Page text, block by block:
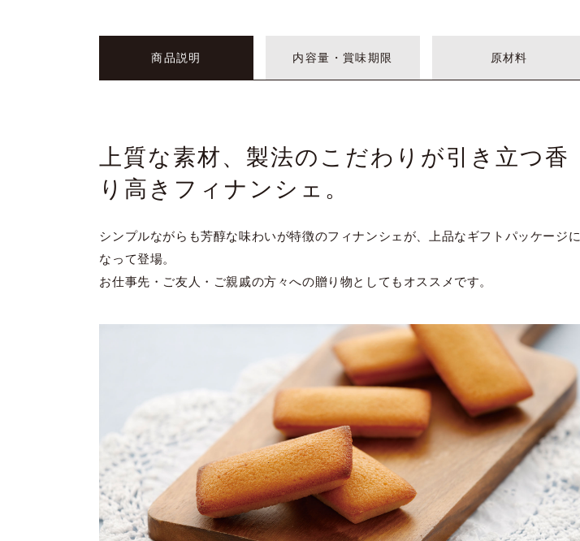
商品説明 内容量・賞味期限 原材料
上質な素材、製法のこだわりが引き立つ香
り高きフィナンシェ。
シンプルながらも芳醇な味わいが特徴のフィナンシェが、上品なギフトパッケージに
なって登場。
お仕事先・ご友人・ご親戚の方々への贈り物としてもオススメです。